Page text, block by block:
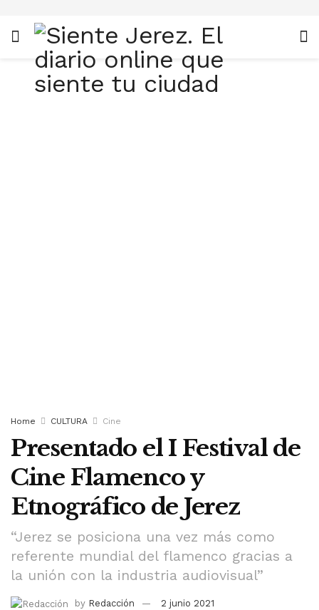
Home CULTURA Cine
Presentado el I Festival de
Cine Flamenco y
Etnográfico de Jerez
“Jerez se posiciona una vez más como
referente mundial del flamenco gracias a
la unión con la industria audiovisual”
by Redacción
2 junio 2021